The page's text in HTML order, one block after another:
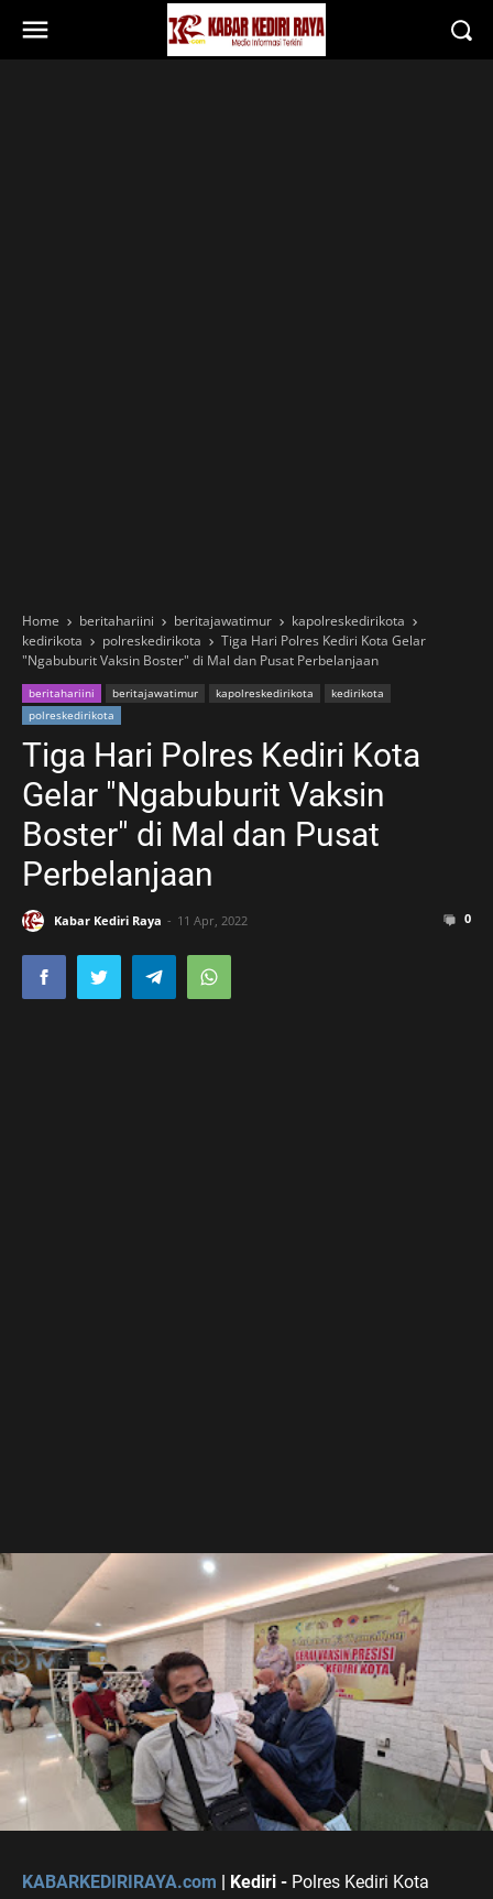
Home beritahariini beritajawatimur
kapolreskedirikota
kedirikota
polreskedirikota
Tiga Hari Polres Kediri Kota Gelar
"Ngabuburit Vaksin Boster" di Mal dan Pusat Perbelanjaan
beritahariini beritajawatimur kapolreskedirikota
kedirikota
polreskedirikota
Tiga Hari Polres Kediri Kota
Gelar "Ngabuburit Vaksin
Boster" di Mal dan Pusat
Perbelanjaan
Kabar Kediri Raya 11 Apr, 2022 0
KABARKEDIRIRAYA.com | Kediri - Polres Kediri Kota